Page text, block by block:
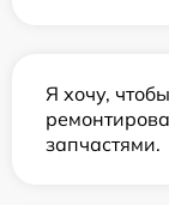
Я хочу,
запчастями.